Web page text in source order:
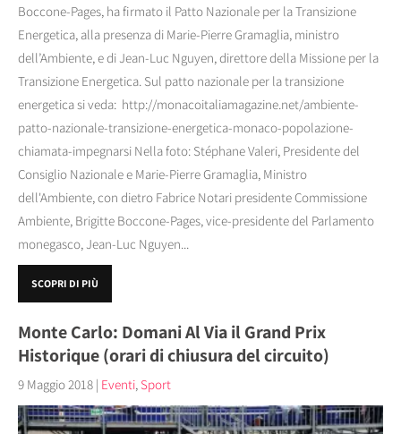
Boccone-Pages, ha firmato il Patto Nazionale per la Transizione
Energetica, alla presenza di Marie-Pierre Gramaglia, ministro
dell’Ambiente, e di Jean-Luc Nguyen, direttore della Missione per la
Transizione Energetica. Sul patto nazionale per la transizione
energetica si veda: http://monacoitaliamagazine.net/ambiente-
patto-nazionale-transizione-energetica-monaco-popolazione-
chiamata-impegnarsi Nella foto: Stéphane Valeri, Presidente del
Consiglio Nazionale e Marie-Pierre Gramaglia, Ministro
dell'Ambiente, con dietro Fabrice Notari presidente Commissione
Ambiente, Brigitte Boccone-Pages, vice-presidente del Parlamento
monegasco, Jean-Luc Nguyen...
SCOPRI DI PIÙ
Monte Carlo: Domani Al Via il Grand Prix
Historique (orari di chiusura del circuito)
9 Maggio 2018 | Eventi, Sport